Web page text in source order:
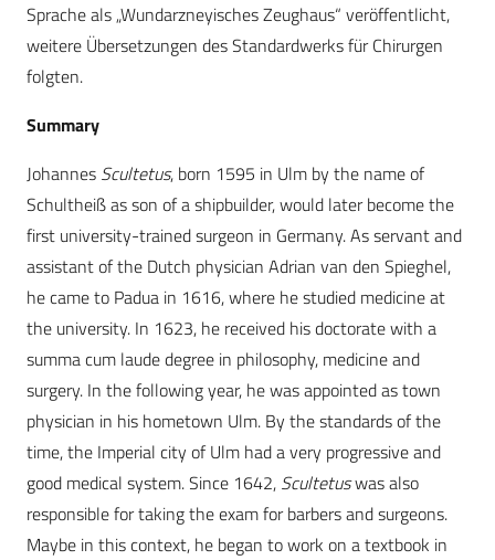
Sprache als „Wundarzneyisches Zeughaus“ veröffentlicht,
weitere Übersetzungen des Standardwerks für Chirurgen
folgten.
Summary
Johannes Scultetus, born 1595 in Ulm by the name of
Schultheiß as son of a shipbuilder, would later become the
first university-trained surgeon in Germany. As servant and
assistant of the Dutch physician Adrian van den Spieghel,
he came to Padua in 1616, where he studied medicine at
the university. In 1623, he received his doctorate with a
summa cum laude degree in philosophy, medicine and
surgery. In the following year, he was appointed as town
physician in his hometown Ulm. By the standards of the
time, the Imperial city of Ulm had a very progressive and
good medical system. Since 1642, Scultetuswas also
responsible for taking the exam for barbers and surgeons.
Maybe in this context, he began to work on a textbook in